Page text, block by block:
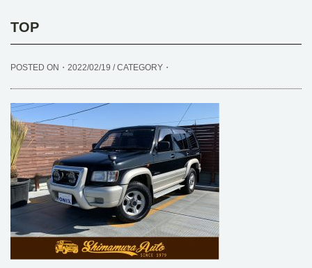
TOP
POSTED ON・2022/02/19 / CATEGORY・